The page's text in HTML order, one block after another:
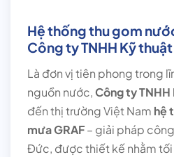
Hệ thống thu gom
Công ty TNHH Kỹ thuật
Là đơn vị tiên phong trong
nguồn nước,Công ty TNHH
đến thị trường Việt Nam hệ
mưa GRAF– giải pháp
Đức, được thiết kế nhằm tối